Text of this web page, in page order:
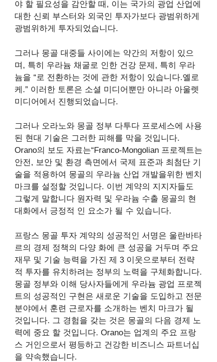
야 할 필요성을 감안할 때, 이는 국가의 광업 산업에
대한 신뢰 부스터와 외국인 투자가보다 광범위하게
광범위하게 투자되었습니다.
그러나 몽골 대중들 사이에는 약간의 저항이 있으
며, 특히 우라늄 채굴로 인한 건강 문제, 특히 우라
늄을 “로 전환하는 것에 관한 저항이 있습니다.옐로
케 .” 이러한 토론은 소셜 미디어뿐만 아니라 아울렛
미디어에서 진행되었습니다.
그러나 오라노와 몽골 정부 다투다 프로세스에 사용
된 현대 기술은 그러한 피해를 막을 것입니다.
Orano의 보도 자료는“Franco-Mongolian 프로젝트는
안전, 보안 및 환경 측면에서 국제 표준과 최첨단 기
술을 적용하여 몽골의 우라늄 산업 개발을위한 벤치
마크를 설정할 것입니다. 이번 계약의 지지자들도
그렇게 말합니다 원자력 및 우라늄 수출 몽골의 현
대화에서 긍정적 인 요소가 될 수 있습니다.
프랑스 몽골 투자 계약의 성공적인 서명은 울란바타
르의 경제 정책의 다양 화에 큰 성공을 거두며 주요
재무 및 기술 능력을 가진 제 3 이웃으로부터 전략
적 투자를 유치하려는 정부의 노력을 구체화합니다.
몽골 정부와 이해 당사자들에게 우라늄 광업 프로젝
트의 성공적인 구현은 새로운 기술을 도입하고 전문
분야에서 훈련 근로자를 소개하는 벤치 마크가 될
것입니다. 그 경험을 갖는 것은 몽골의 다음 경제 노
력에 중요 할 것입니다. Orano는 업계의 주요 프랑
스 거인으로서 평등하고 건강한 비즈니스 파트너십
을 약속했습니다.